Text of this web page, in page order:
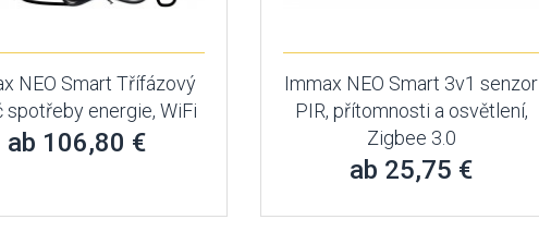
NEO Smart Třífázový
spotřeby energie, WiFi
ab 106,80 €
Immax NEO Smart 3v1 senzor
PIR, přítomnosti a osvětlení,
Zigbee 3.0
ab 25,75 €